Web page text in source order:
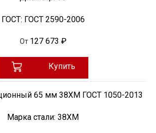
ГОСТ: ГОСТ 2590-2006
От 127 673 ₽
Купить
65 мм 38ХМ ГОСТ 1050-2013
Марка стали: 38ХМ